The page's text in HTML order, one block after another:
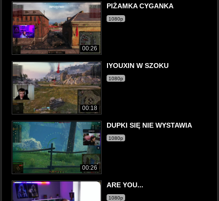
00:26
PIŻAMKA CYGANKA
1080p
00:18
IYOUXIN W SZOKU
1080p
00:26
DUPKI SIĘ NIE WYSTAWIA
1080p
ARE YOU...
1080p